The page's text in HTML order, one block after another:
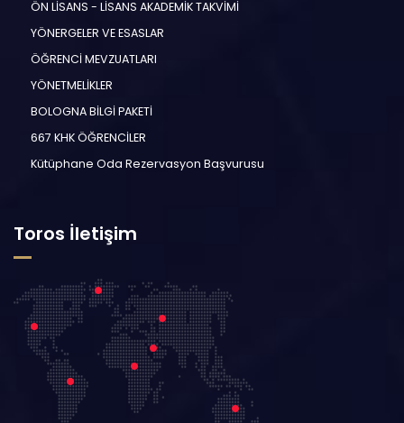
ÖN LİSANS - LİSANS AKADEMİK TAKVİMİ
YÖNERGELER VE ESASLAR
ÖĞRENCİ MEVZUATLARI
YÖNETMELİKLER
BOLOGNA BİLGİ PAKETİ
667 KHK ÖĞRENCİLER
Kütüphane Oda Rezervasyon Başvurusu
Toros İletişim